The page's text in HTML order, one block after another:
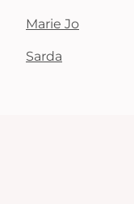
Marie Jo
Sarda